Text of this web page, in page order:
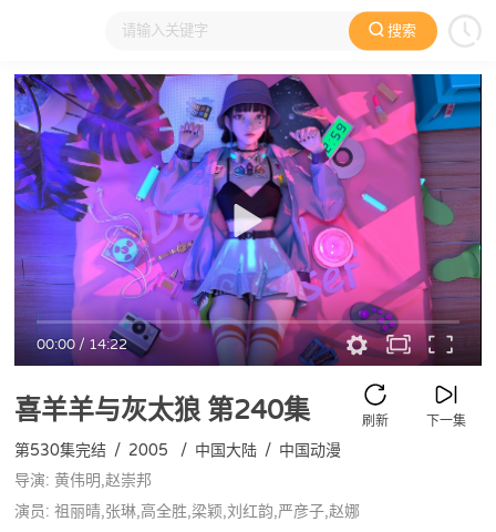
搜索
大家在看 日本动漫 国产动漫 欧美动漫 动漫电影
00:00/14:22
喜羊羊与灰太狼第240集 下一集
刷新
第530集完结 / 2005 / 中国大陆 / 中国动漫
导演: 黄伟明,赵崇邦
演员: 祖丽晴,张琳,高全胜,梁颖,刘红韵,严彦子,赵娜